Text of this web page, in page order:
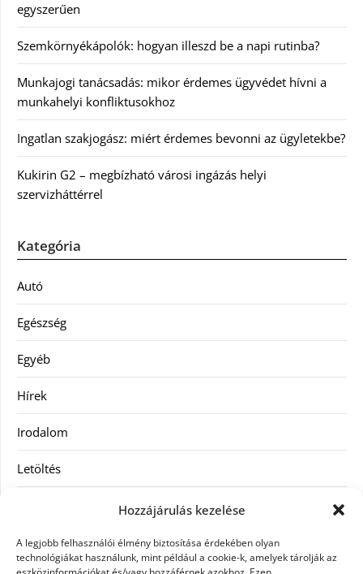
Hozzájárulás kezelése
A legjobb felhasználói élmény biztosítása érdekében olyan
technológiákat használunk, mint például a cookie-k, amelyek tárolják az
egyszerűen
Szemkörnyékápolók: hogyan illeszd be a napi rutinba?
Munkajogi tanácsadás: mikor érdemes ügyvédet hívni a
munkahelyi konfliktusokhoz
Ingatlan szakjogász: miért érdemes bevonni az ügyletekbe?
Kukirin G2 – megbízható városi ingázás helyi
szervizháttérrel
Kategória
Autó
Egészség
Egyéb
Hírek
Irodalom
Letöltés
SEO